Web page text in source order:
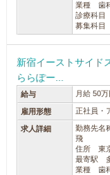
業種 歯
診療科目
募集科目
新宿イーストサイド
ららぽー...
給与 月給 50万
雇用形態 正社員・
求人詳細
勤務先名
飛
住所 東
最寄駅
業種 歯